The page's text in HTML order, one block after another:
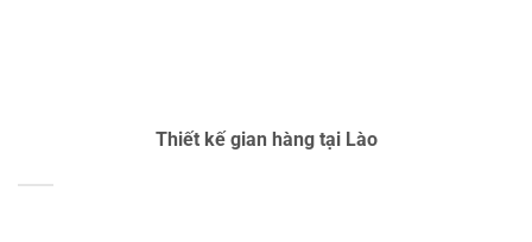
Thiết kế gian hàng tại Lào